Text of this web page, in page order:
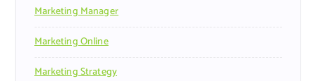
Marketing Manager
Marketing Online
Marketing Strategy